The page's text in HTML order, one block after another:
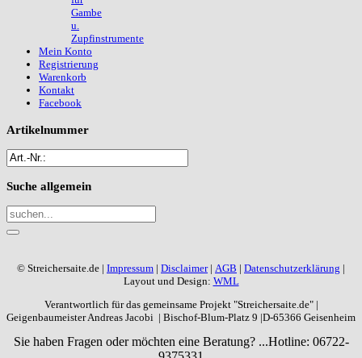
Gambe
u.
Zupfinstrumente
Mein Konto
Registrierung
Warenkorb
Kontakt
Facebook
Artikelnummer
Suche allgemein
© Streichersaite.de | Impressum | Disclaimer| AGB | Datenschutzerklärung |
Layout und Design: WML
Verantwortlich für das gemeinsame Projekt "Streichersaite.de" |
Geigenbaumeister Andreas Jacobi | Bischof-Blum-Platz 9 |D-65366 Geisenheim
Sie haben Fragen oder möchten eine Beratung? ...Hotline: 06722-